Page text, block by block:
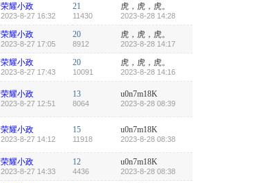
荣耀小政
2023-8-27 16:32
21
11430
虎，虎，虎。
2023-8-28 14:28
荣耀小政
2023-8-27 17:05
20
8912
虎，虎，虎。
2023-8-28 14:17
荣耀小政
2023-8-27 17:43
20
10091
虎，虎，虎。
2023-8-28 14:16
荣耀小政
2023-8-27 12:51
13
8064
u0n7m18K
2023-8-28 08:39
荣耀小政
2023-8-27 14:12
15
11918
u0n7m18K
2023-8-28 08:38
荣耀小政
2023-8-27 14:33
12
4436
u0n7m18K
2023-8-28 08:38